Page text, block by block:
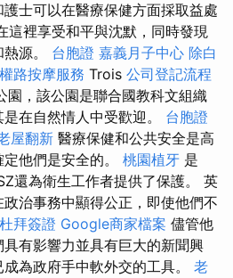
士可以在醫療保健方面採取益處
這裡享受和平與沈默，同時發現
源。 台胞證 嘉義月子中心 除白
路按摩服務 Trois 公司登記流程
園，該公園是聯合國教科文組織
在自然情人中受歡迎。 台胞證
屋翻新 醫療保健和公共安全是高
他們是安全的。 桃園植牙 是
還為衛生工作者提供了保護。 英
治事務中顯得公正，即使他們不
杜拜簽證 Google商家檔案 儘管他
有影響力並具有巨大的新聞興
為政府手中軟外交的工具。 老